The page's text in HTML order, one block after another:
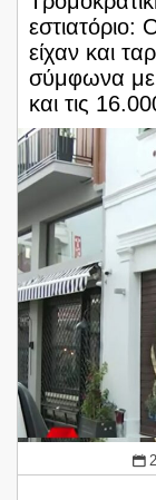
εστιατόριο:
είχαν και
σύμφωνα με
και τις